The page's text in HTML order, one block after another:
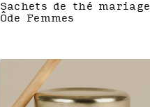
Sachets de thé mariage
Ôde Femmes